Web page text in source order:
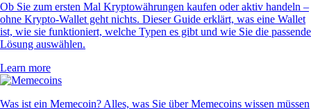
Ob Sie zum ersten Mal Kryptowährungen kaufen oder aktiv handeln –
ohne Krypto-Wallet geht nichts. Dieser Guide erklärt, was eine Wallet
ist, wie sie funktioniert, welche Typen es gibt und wie Sie die passende
Lösung auswählen.
Learn more
Was ist ein Memecoin? Alles, was Sie über Memecoins wissen müssen